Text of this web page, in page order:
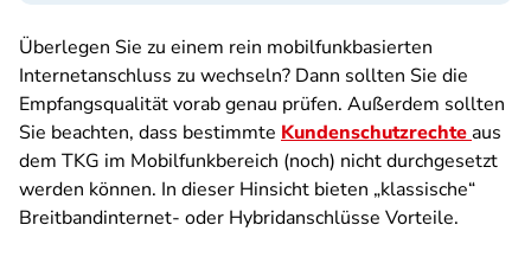
Überlegen Sie zu einem rein mobilfunkbasierten
Internetanschluss zu wechseln? Dann sollten Sie die
Empfangsqualität vorab genau prüfen. Außerdem sollten
Sie beachten, dass bestimmte Kundenschutzrechteaus
dem TKG im Mobilfunkbereich (noch) nicht durchgesetzt
werden können. In dieser Hinsicht bieten „klassische“
Breitbandinternet- oder Hybridanschlüsse Vorteile.